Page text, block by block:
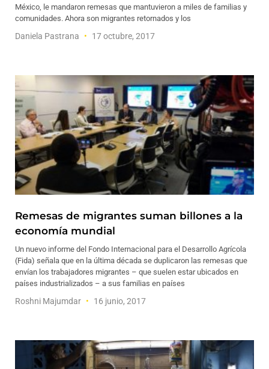
México, le mandaron remesas que mantuvieron a miles de familias y
comunidades. Ahora son migrantes retornados y los
Daniela Pastrana 17 octubre, 2017
Remesas de migrantes suman billones a la
economía mundial
Un nuevo informe del Fondo Internacional para el Desarrollo Agrícola
(Fida) señala que en la última década se duplicaron las remesas que
envían los trabajadores migrantes – que suelen estar ubicados en
países industrializados – a sus familias en países
Roshni Majumdar 16 junio, 2017